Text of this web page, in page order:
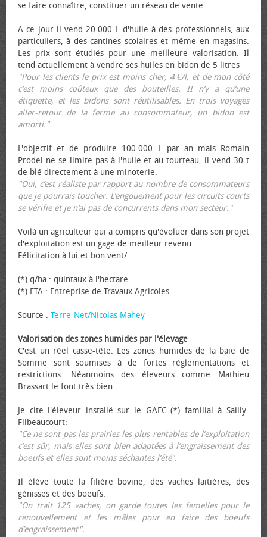
se faire connaître, constituer un réseau de vente.
A ce jour il vend 20.000 L d'huile à des professionnels, aux
particuliers, à des cantines scolaires et même en magasins.
Les prix sont étudiés pour une meilleure valorisation. Il
tend actuellement à vendre ses huiles en bidon de 5 litres
"Pour les clients le prix est moins cher, 4 €/l, et de mon côté
c’est moins coûteux que des bouteilles. II n’y a qu’une
étiquette, et les bidons sont réutilisables. En trois voyages
aller-retour de la ferme au consommateur, un bidon est
amorti."
L'objectif et de produire 100.000 L par an mais Romain
Prodel ne se limite pas à l'huile et au tourteau, il vend 30 t
de blé directement à une minoterie.
"Oui, c’est réaliste par rapport au nombre de consommateurs
que je pourrais toucher. L’engouement pour les circuits courts
se vérifie et je n’ai pas de concurrents dans mon secteur."
Voilà un agriculteur qui a compris qu'évoluer dans son projet
d'exploitation est un gage de meilleur revenu
Félicitation à lui et bon vent/
(*) q/ha : quintaux à l'hectare
(*) ETA : Entreprise de Travaux Agricoles
Source : Terre-Net/Nicolas Mahey
Valorisation des zones humides par l'élevage
C'est un réel casse-tête. Les zones humides de la baie de
Somme sont soumises à de fortes réglementations et
restrictions. Néanmoins des éleveurs comme Mathieu
Brassart le font très bien.
Je cite l'éleveur installé sur le GAEC (*) familial à Sailly-
Flibeaucourt:
"Ce ne sont pas les prairies les plus rentables de l’exploitation
c’est sûr, mais elles sont bien adaptées à l’engraissement des
bœufs et elles sont moins séchantes l’été".
Il élève toute la filière bovine, des vaches laitières, des
génisses et des bœufs.
"On trait 125 vaches, on garde toutes les femelles pour le
renouvellement et les mâles pour en faire des bœufs
d’engraissement".